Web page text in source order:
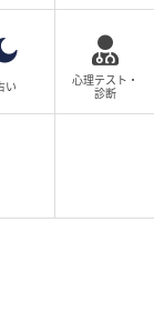
元記事で読む
に帰宅…出産し
ら夫が行方不明
い
心理テスト・
診断